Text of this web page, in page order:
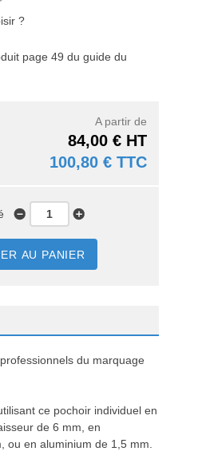
?
page 49 du guide du
A partir de
84,00 € HT
100,80 € TTC
AU PANIER
du marquage
ce pochoir individuel en
de 6 mm, en
ou en aluminium de 1,5 mm.